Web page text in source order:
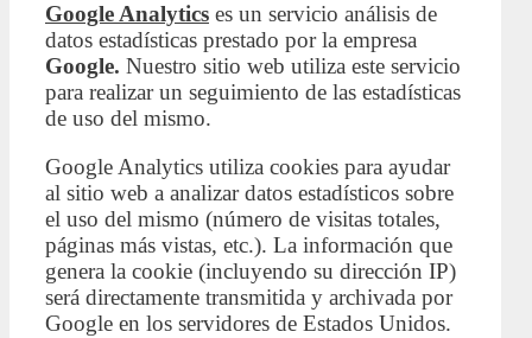
Google Analytics es un servicio análisis de
datos estadísticas prestado por la empresa
Google. Nuestro sitio web utiliza este servicio
para realizar un seguimiento de las estadísticas
de uso del mismo.
Google Analytics utiliza cookies para ayudar
al sitio web a analizar datos estadísticos sobre
el uso del mismo (número de visitas totales,
páginas más vistas, etc.). La información que
genera la cookie (incluyendo su dirección IP)
será directamente transmitida y archivada por
Google en los servidores de Estados Unidos.